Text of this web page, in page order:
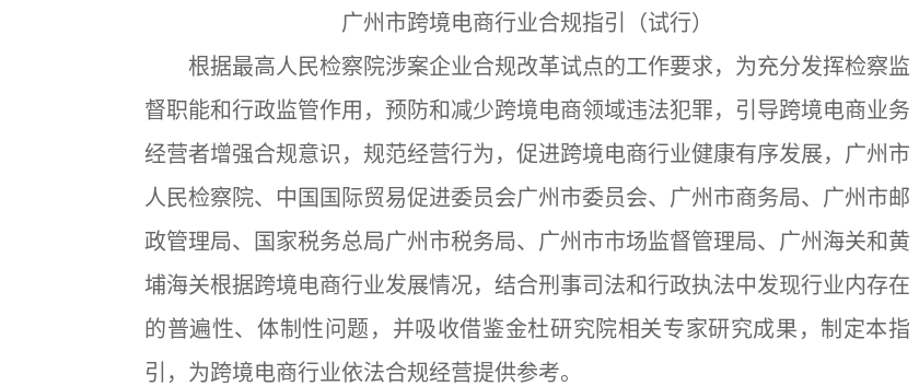
广州市跨境电商行业合规指引（试行）
根据最高人民检察院涉案企业合规改革试点的工作要求，为充分发挥检察监
督职能和行政监管作用，预防和减少跨境电商领域违法犯罪，引导跨境电商业务
经营者增强合规意识，规范经营行为，促进跨境电商行业健康有序发展，广州市
人民检察院、中国国际贸易促进委员会广州市委员会、广州市商务局、广州市邮
政管理局、国家税务总局广州市税务局、广州市市场监督管理局、广州海关和黄
埔海关根据跨境电商行业发展情况，结合刑事司法和行政执法中发现行业内存在
的普遍性、体制性问题，并吸收借鉴金杜研究院相关专家研究成果，制定本指
引，为跨境电商行业依法合规经营提供参考。